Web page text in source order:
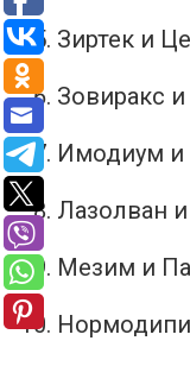
Зиртек и
Зовиракс
Имодиум
Лазолван
Мезим и